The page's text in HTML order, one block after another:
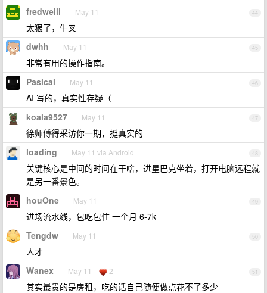
44
fredweili May 11
太狠了，牛叉
45
dwhh May 11
非常有用的操作指南。
46
Pasical May 11
AI 写的，真实性存疑（
47
koala9527 May 11
徐师傅得采访你一期，挺真实的
48
loading May 11 via Android
关键核心是中间的时间在干啥，进星巴克坐着，打开电脑远程就
是另一番景色。
49
houOne May 11
进场流水线，包吃包住 一个月 6-7k
50
Tengdw May 11
人才
51
Wanex May 11 2
其实最贵的是房租，吃的话自己随便做点花不了多少